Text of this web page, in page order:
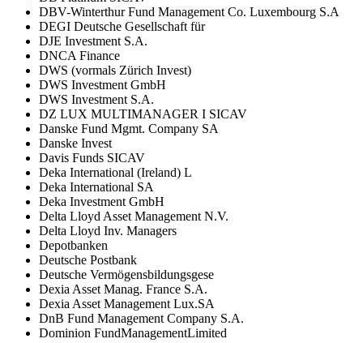
DBV-Winterthur Fund Management Co. Luxembourg S.A
DEGI Deutsche Gesellschaft für
DJE Investment S.A.
DNCA Finance
DWS (vormals Zürich Invest)
DWS Investment GmbH
DWS Investment S.A.
DZ LUX MULTIMANAGER I SICAV
Danske Fund Mgmt. Company SA
Danske Invest
Davis Funds SICAV
Deka International (Ireland) L
Deka International SA
Deka Investment GmbH
Delta Lloyd Asset Management N.V.
Delta Lloyd Inv. Managers
Depotbanken
Deutsche Postbank
Deutsche Vermögensbildungsgese
Dexia Asset Manag. France S.A.
Dexia Asset Management Lux.SA
DnB Fund Management Company S.A.
Dominion FundManagementLimited